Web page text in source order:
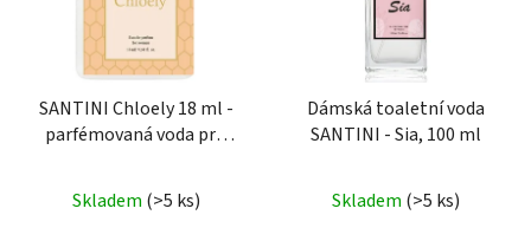
SANTINI Chloely 18 ml -
parfémovaná voda pro
balení
Skladem (>5 ks)
Dámská toaletní voda
SANTINI - Sia, 100 ml
hodnocení
Skladem (>5 ks)